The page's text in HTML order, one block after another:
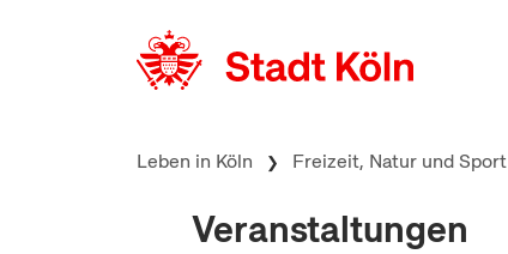
Leben in Köln Freizeit, Natur und Sport
Veranstaltungen